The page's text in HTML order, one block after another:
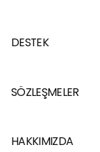
DESTEK
SÖZLEŞMELER
HAKKIMIZDA